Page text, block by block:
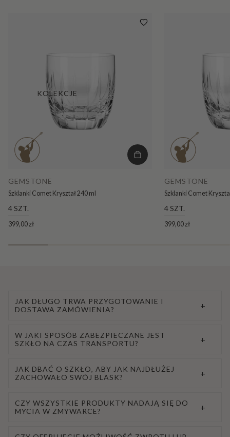
KOLEKCJE
GEMSTONE
Szklanki Comet Kryształ 240 ml
4 SZT.
399,00 zł
GEMSTONE
Szklanki Comet
4 SZT.
399,00 zł
JAK DŁUGO TRWA PRZYGOTOWANIE I
DOSTAWA ZAMÓWIENIA?
+
W JAKI SPOSÓB ZABEZPIECZANE JEST
SZKŁO NA CZAS TRANSPORTU?
+
JAK DBAĆ O SZKŁO, ABY JAK NAJDŁUŻEJ
ZACHOWAŁO SWÓJ BLASK?
+
CZY WSZYSTKIE PRODUKTY NADAJĄ SIĘ DO
MYCIA W ZMYWARCE?
+